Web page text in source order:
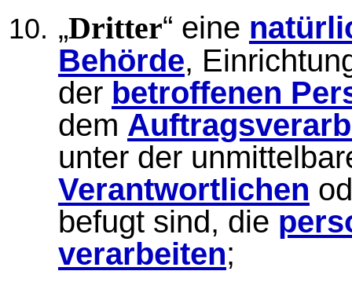
„Dritter“ eine
Behörde,
der betroffenen
dem
unter der
Verantwortlichen
befugt sind, die
verarbeiten;